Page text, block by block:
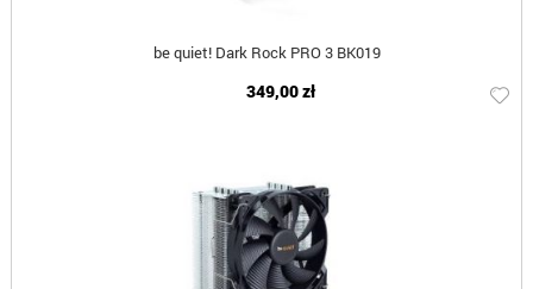
be quiet! Dark Rock PRO 3 BK019
349,00 zł